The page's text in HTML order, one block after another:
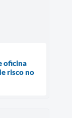
oficina
risco no